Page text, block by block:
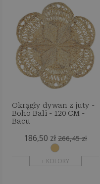
Okrągły dywan z juty -
Boho Bali - 120 CM -
Bacu
186,50 zł 266,45 zł
+ KOLORY